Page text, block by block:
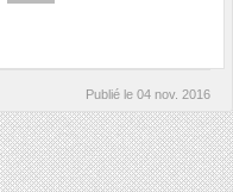
Publié le 04 nov. 2016